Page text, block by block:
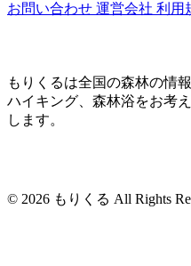
お問い合わせ 運営会社 利用
もりくるは全国の森林の情
ハイキング、森林浴をお考
します。
© 2026 もりくる All Rights